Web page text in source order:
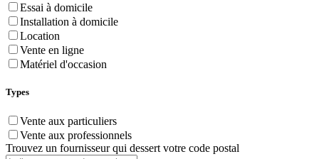
Essai à domicile
Installation à domicile
Location
Vente en ligne
Matériel d'occasion
Types
Vente aux particuliers
Vente aux professionnels
Trouvez un fournisseur qui dessert votre code postal